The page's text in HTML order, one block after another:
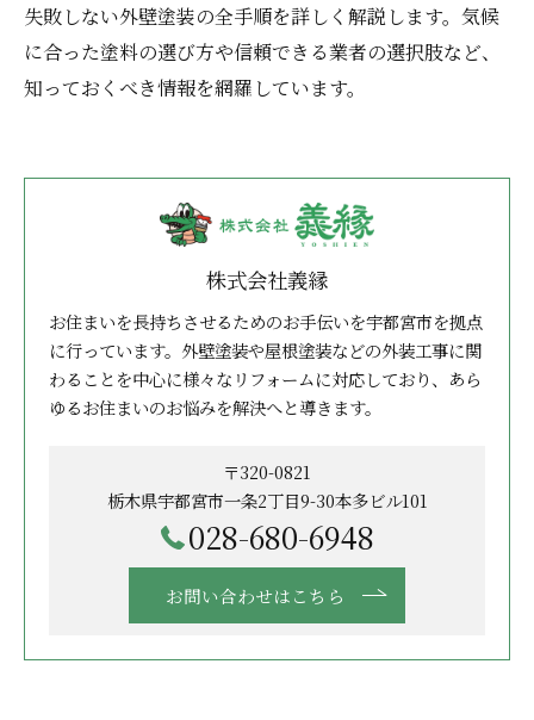
失敗しない外壁塗装の全手順を詳しく解説します。気候
に合った塗料の選び方や信頼できる業者の選択肢など、
知っておくべき情報を網羅しています。
株式会社義縁
お住まいを長持ちさせるためのお手伝いを宇都宮市を拠点
に行っています。外壁塗装や屋根塗装などの外装工事に関
わることを中心に様々なリフォームに対応しており、あら
ゆるお住まいのお悩みを解決へと導きます。
〒320-0821
栃木県宇都宮市一条2丁目9-30本多ビル101
028-680-6948
お問い合わせはこちら